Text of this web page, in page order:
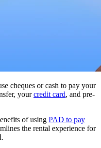
cheques or cash to pay your
yourcredit card, and pre-
of using PAD to pay
the rental experience for